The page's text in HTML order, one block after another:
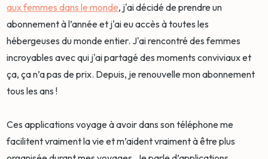
aux femmes dans le monde, j'ai décidé de prendre un
abonnement à l’année et j'ai eu accès à toutes les
hébergeuses du monde entier. J'ai rencontré des femmes
incroyables avec qui j'ai partagé des moments conviviaux et
ça, ça n’a pas de prix. Depuis, je renouvelle mon abonnement
tous les ans !
Ces applications voyage à avoir dans son téléphone me
facilitent vraiment la vie et m’aident vraiment à être plus